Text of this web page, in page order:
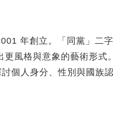
年創立。「同黨」二
更風格與意象的藝術形
個人身分、性別與國族